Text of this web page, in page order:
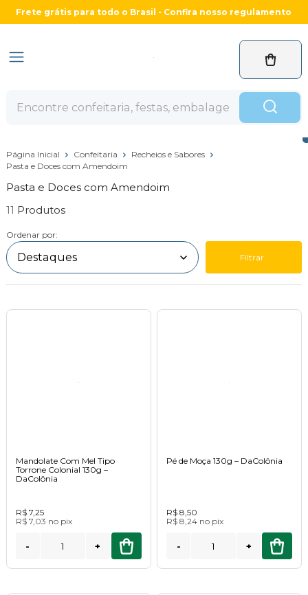
Frete grátis para todo o Brasil - Confira nosso regulamento
Página Inicial Confeitaria
Recheios e Sabores
Pasta e Doces com Amendoim
Pasta e Doces com Amendoim
11
Ordenar por:
Filtrar
Mandolate Com Mel Tipo
Torrone Colonial 130g –
DaColônia
R$ 7,25
R$ 7,03 no pix
- +
Pé de Moça 130g – DaColônia
R$ 8,50
R$ 8,24 no pix
- +